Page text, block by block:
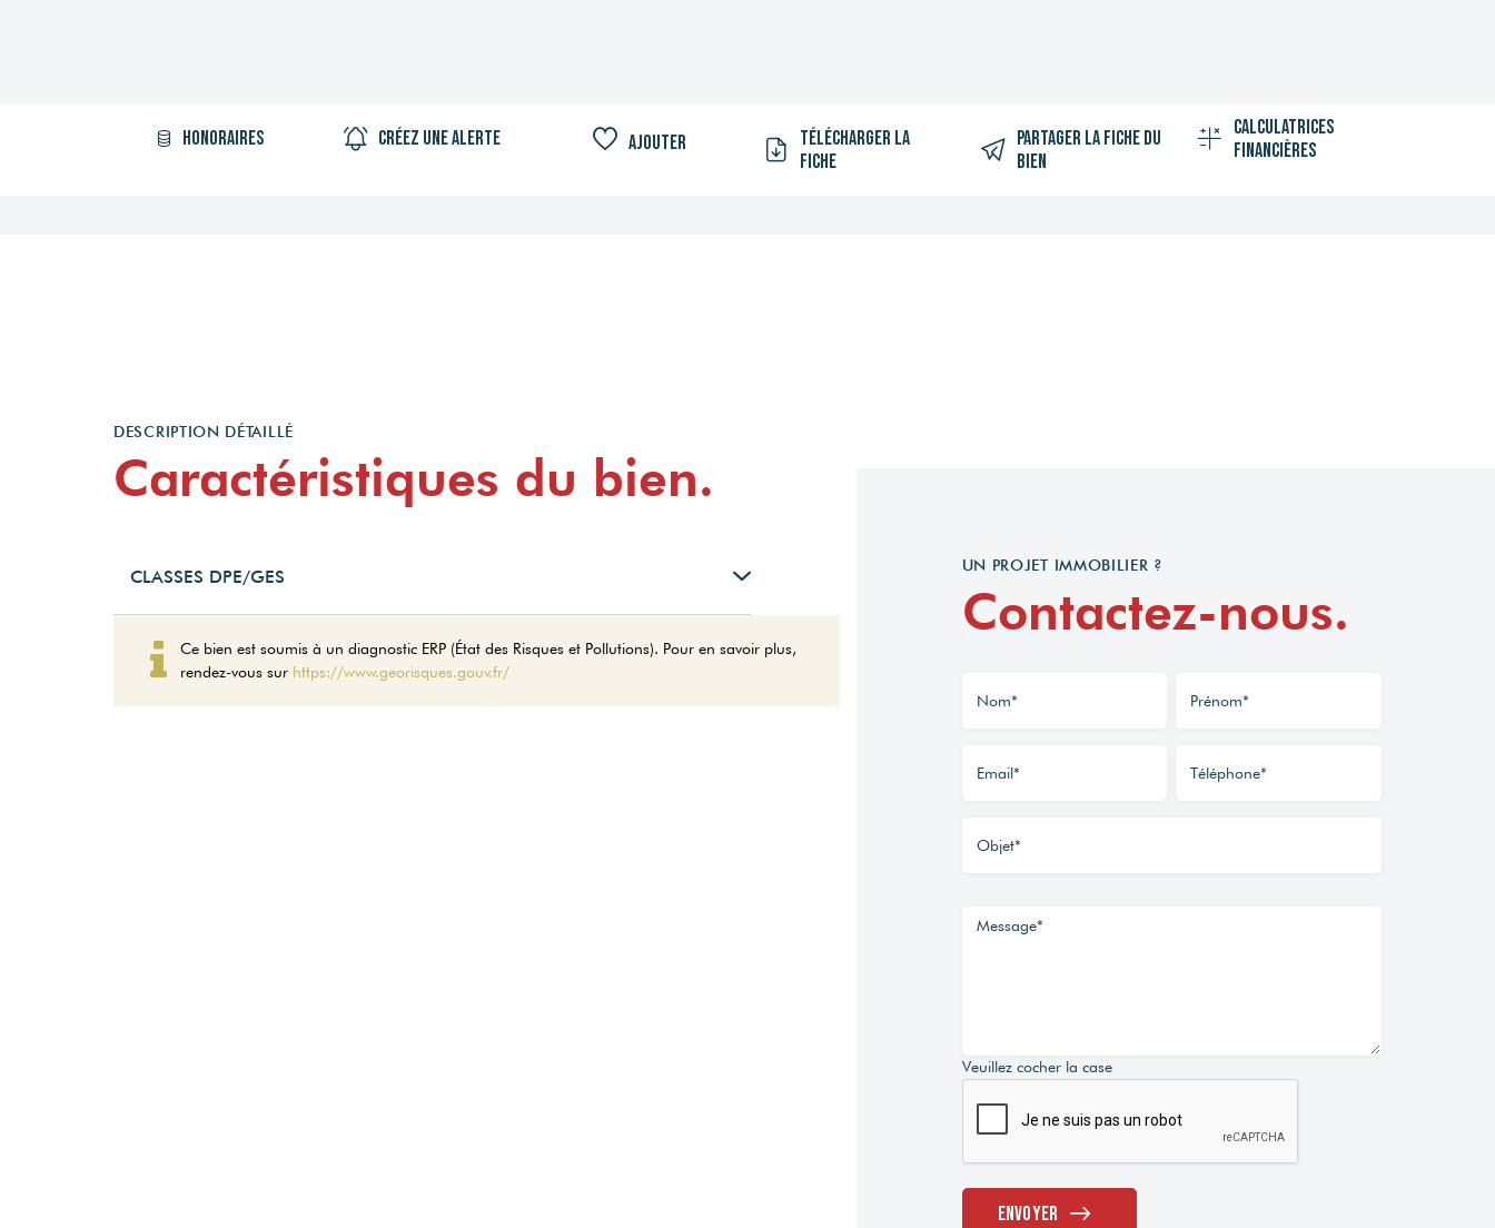
Honoraires Créez une alerte Ajouter
Télécharger la
fiche
Partager la fiche du
bien
Calculatrices
financières
DESCRIPTION DÉTAILLÉ
Caractéristiques du bien.
CLASSES DPE/GES
un usage standard entre 1320€ et 1820€. indexées aux
années 2021,2022 et 2023 (abonnement compris).
Ce bien est soumis à un diagnostic ERP (État des Risques et Pollutions). Pour en savoir plus,
rendez-vous sur https://www.georisques.gouv.fr/
UN PROJET IMMOBILIER ?
Contactez-nous.
Veuillez cocher la case
Envoyer